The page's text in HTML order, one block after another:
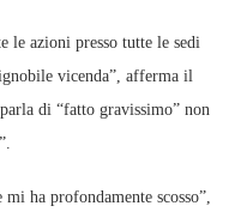
le azioni presso tutte le sedi
vicenda”, afferma il
di “fatto gravissimo” non
ha profondamente scosso”,